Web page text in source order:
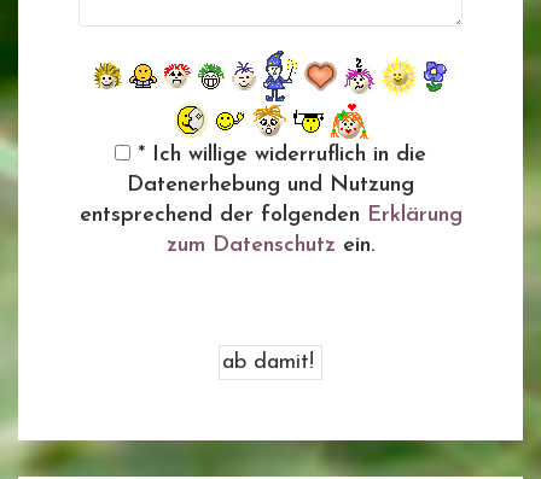
* Ich willige widerruflich in die
Datenerhebung und Nutzung
entsprechend der folgenden Erklärung
zum Datenschutz ein.